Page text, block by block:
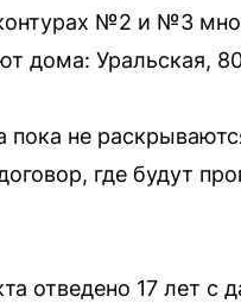
№2 и №3
дома: Уральская,
пока не
где будут
отведено 17 лет с